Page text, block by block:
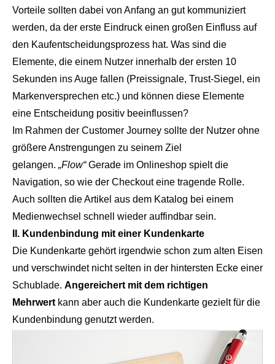
Vorteile sollten dabei von Anfang an gut kommuniziert
werden, da der erste Eindruck einen großen Einfluss auf
den Kaufentscheidungsprozess hat. Was sind die
Elemente, die einem Nutzer innerhalb der ersten 10
Sekunden ins Auge fallen (Preissignale, Trust-Siegel, ein
Markenversprechen etc.) und können diese Elemente
eine Entscheidung positiv beeinflussen?
Im Rahmen der Customer Journey sollte der Nutzer ohne
größere Anstrengungen zu seinem Ziel
gelangen. „Flow“Gerade im Onlineshop spielt die
Navigation, so wie der Checkout eine tragende Rolle.
Auch sollten die Artikel aus dem Katalog bei einem
Medienwechsel schnell wieder auffindbar sein.
II. Kundenbindung mit einer Kundenkarte
Die Kundenkarte gehört irgendwie schon zum alten Eisen
und verschwindet nicht selten in der hintersten Ecke einer
Schublade. Angereichert mit dem richtigen
Mehrwert kann aber auch die Kundenkarte gezielt für die
Kundenbindung genutzt werden.